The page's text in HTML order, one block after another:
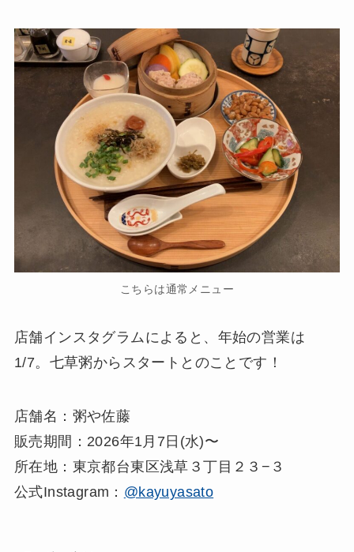
こちらは通常メニュー
店舗インスタグラムによると、年始の営業は
1/7。七草粥からスタートとのことです！
店舗名：粥や佐藤
販売期間：2026年1月7日(水)〜
所在地：東京都台東区浅草３丁目２３−３
公式Instagram： @kayuyasato